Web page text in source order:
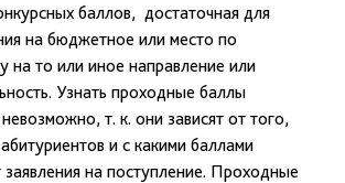
баллов, достаточная для
на бюджетное или место по
на то или иное направление или
Узнать проходные баллы
т. к. они зависят от того,
и с какими баллами
на поступление. Проходные